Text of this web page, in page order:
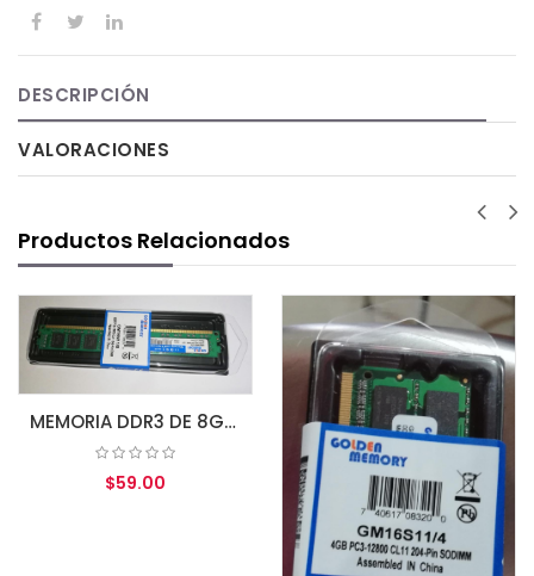
DESCRIPCIÓN
VALORACIONES
Productos Relacionados
MEMORIA DDR3 DE 8GB 1600MHZ PC3-12800 CL11 (GM16N11/8) 240-PIN GOLDEN MEMORY (GM16N11/8G)
$59.00